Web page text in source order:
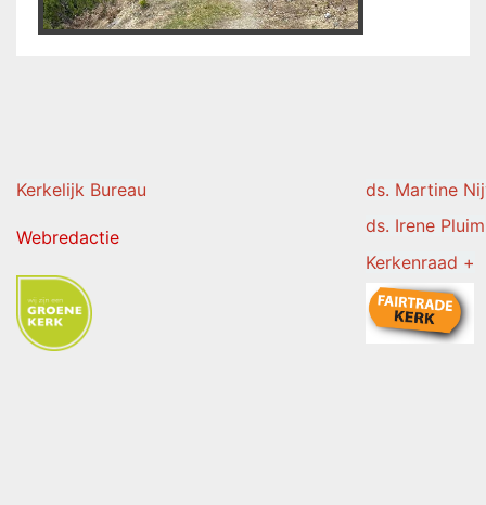
Kerkelijk Bureau ds. Martine
Webredactie
ds. Irene Pluim
Kerkenraad +